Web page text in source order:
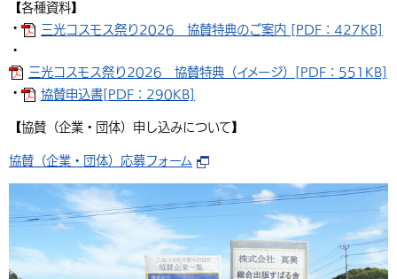
【各種資料】
・
三光コスモス祭り2026 協賛特典のご案内 [PDF：427KB]
・
三光コスモス祭り2026 協賛特典（イメージ）[PDF：551KB]
・
協賛申込書[PDF：290KB]
【協賛（企業・団体）申し込みについて】
協賛（企業・団体）応募フォーム